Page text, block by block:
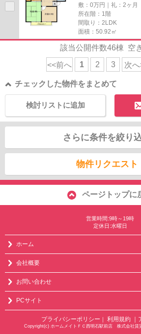
敷：0万円｜礼：2ヶ月
所在階：1階
間取り：2LDK
面積：50.92㎡
該当公開件数46棟 空
<<前へ 1 2 3 次
チェックした物件をまとめて
検討リストに追加
さらに条件を絞り
物件リクエスト
ページトップに
営業時間:9時～19時
定休日:水曜日
ホーム
会社概要
お問い合わせ
PCサイト
プライバシーポリシー ｜ 利用規約
Copyright(c) ホームメイトＦＣ西明石駅前店 株式会社賃